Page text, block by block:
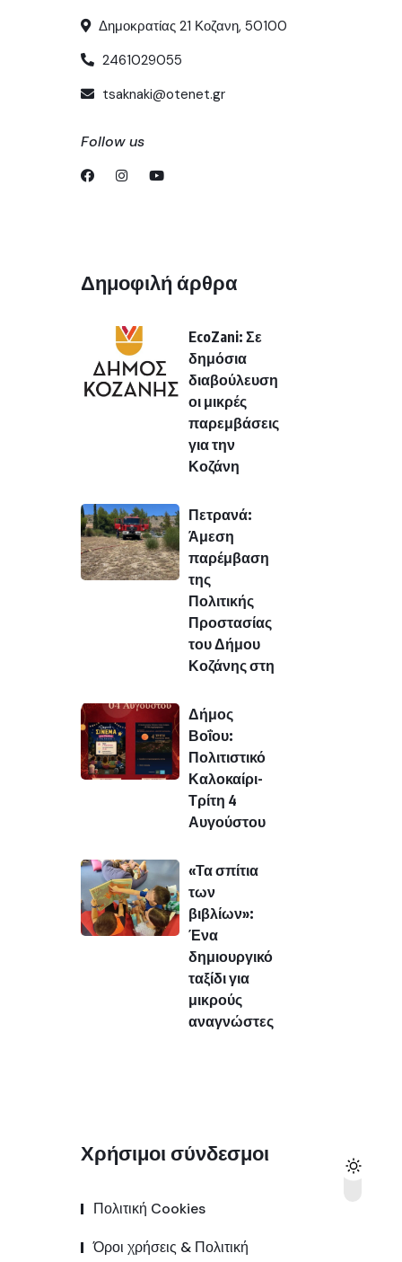
Δημοκρατίας 21 Κοζανη, 50100
2461029055
tsaknaki@otenet.gr
Follow us
Δημοφιλή άρθρα
EcoZani: Σε
δημόσια
διαβούλευση
οι μικρές
παρεμβάσεις
για την
Κοζάνη
Πετρανά:
Άμεση
παρέμβαση
της
Πολιτικής
Προστασίας
του Δήμου
Κοζάνης στη
Δήμος
Βοΐου:
Πολιτιστικό
Καλοκαίρι-
Τρίτη 4
Αυγούστου
«Τα σπίτια
των
βιβλίων»:
Ένα
δημιουργικό
ταξίδι για
μικρούς
αναγνώστες
Χρήσιμοι σύνδεσμοι
Πολιτική Cookies
Όροι χρήσεις & Πολιτική